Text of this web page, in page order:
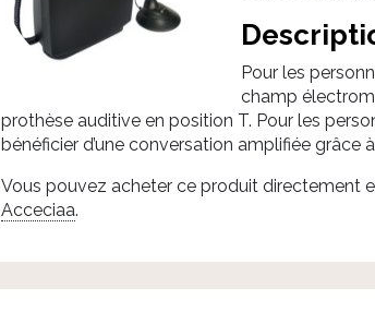
Pour les
champ
prothèse auditive en position T. Pour les
bénéficier d’une conversation amplifiée grâce
Vous pouvez acheter ce produit directement
Acceciaa.